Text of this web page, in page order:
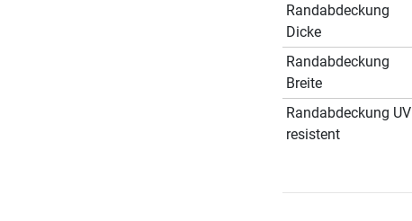
Randabdeckung
Dicke
Randabdeckung
Breite
Randabdeckung UV
resistent